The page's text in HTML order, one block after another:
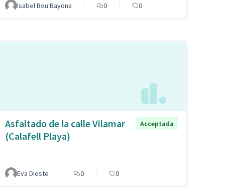
Isabel Bou Bayona 0 0
Asfaltado de la calle Vilamar
(Calafell Playa)
Acceptada
Eva Dieste 0 0